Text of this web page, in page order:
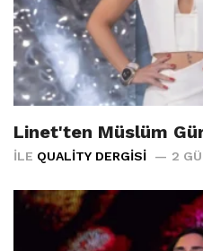
Linet'ten Müslüm
İLE QUALITY DERGISI 2